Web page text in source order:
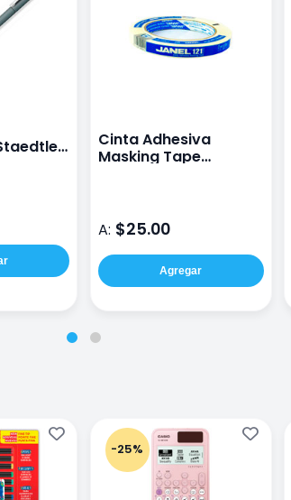
Cinta Adhesiva
Masking Tape
A: $25.00
Agregar
-25%